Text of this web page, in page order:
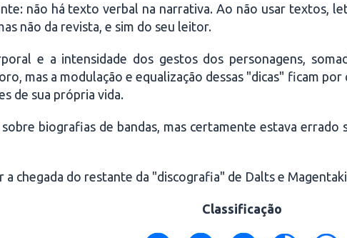
não há texto verbal na narrativa. Ao não usar textos,
não da revista, e sim do seu leitor.
e a intensidade dos gestos dos personagens,
mas a modulação e equalização dessas "dicas" ficam
de sua própria vida.
biografias de bandas, mas certamente estava
a chegada do restante da "discografia" de Dalts e
Classificação